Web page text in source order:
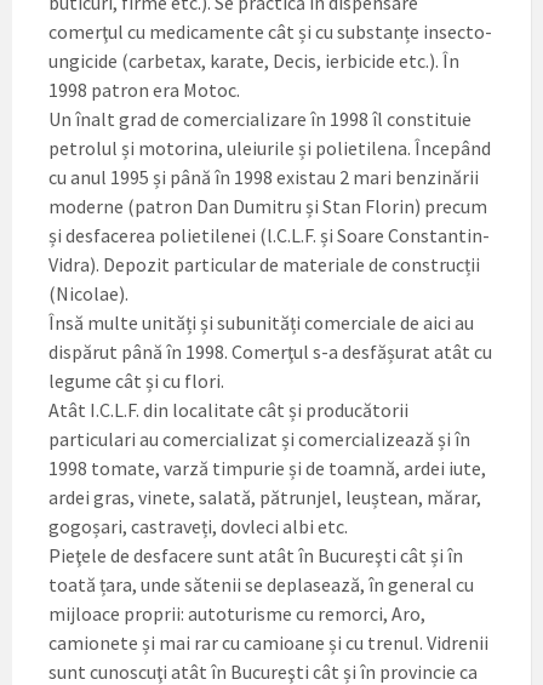
comerţul cu medicamente cât și cu substanțe insecto-
ungicide (carbetax, karate, Decis, ierbicide etc.). În
1998 patron era Motoc.
Un înalt grad de comercializare în 1998 îl constituie
petrolul și motorina, uleiurile și polietilena. Începând
cu anul 1995 și până în 1998 existau 2 mari benzinării
moderne (patron Dan Dumitru și Stan Florin) precum
și desfacerea polietilenei (l.C.L.F. și Soare Constantin-
Vidra). Depozit particular de materiale de construcții
(Nicolae).
Însă multe unități și subunități comerciale de aici au
dispărut până în 1998. Comerţul s-a desfășurat atât cu
legume cât și cu flori.
Atât I.C.L.F. din localitate cât și producătorii
particulari au comercializat și comercializează și în
1998 tomate, varză timpurie și de toamnă, ardei iute,
ardei gras, vinete, salată, pătrunjel, leuștean, mărar,
gogoșari, castraveți, dovleci albi etc.
Pieţele de desfacere sunt atât în Bucureşti cât și în
toată țara, unde sătenii se deplasează, în general cu
mijloace proprii: autoturisme cu remorci, Aro,
camionete și mai rar cu camioane și cu trenul. Vidrenii
sunt cunoscuţi atât în Bucureşti cât și în provincie ca